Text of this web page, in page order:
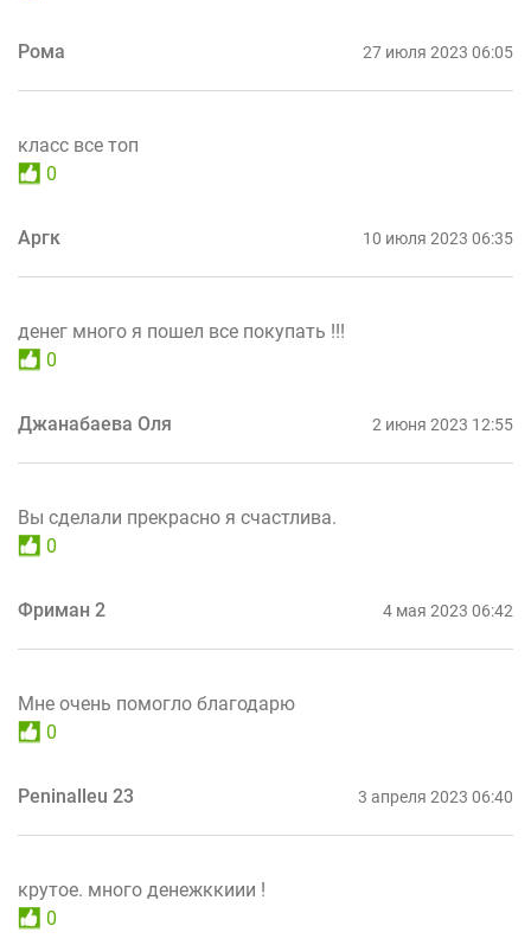
Рома 27 июля 2023 06:05
класс все топ
0
Аргк 10 июля 2023 06:35
денег много я пошел все покупать !!!
0
Джанабаева Оля 2 июня 2023 12:55
Вы сделали прекрасно я счастлива.
0
Фриман 2 4 мая 2023 06:42
Мне очень помогло благодарю
0
Peninalleu 23 3 апреля 2023 06:40
крутое. много денежккиии !
0